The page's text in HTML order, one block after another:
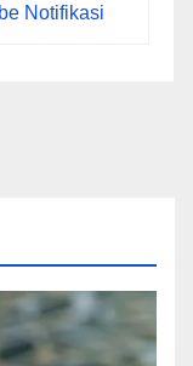
Notifikasi